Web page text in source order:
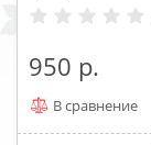
950
В сравнение